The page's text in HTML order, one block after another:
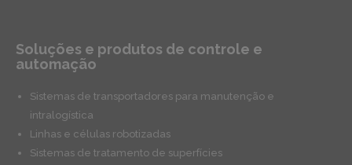
Soluções e produtos de controle e
automação
Sistemas de transportadores para manutenção e
intralogística
Linhas e células robotizadas
Sistemas de tratamento de superfícies